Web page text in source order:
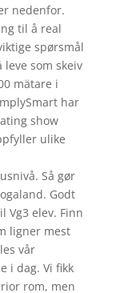
nedenfor.
til å real
spørsmål
som skeiv
mätare i
har
show
ulike
Så gør
Godt
Vg3 elev. Finn
ligner mest
vår
i dag. Vi fikk
rom, men